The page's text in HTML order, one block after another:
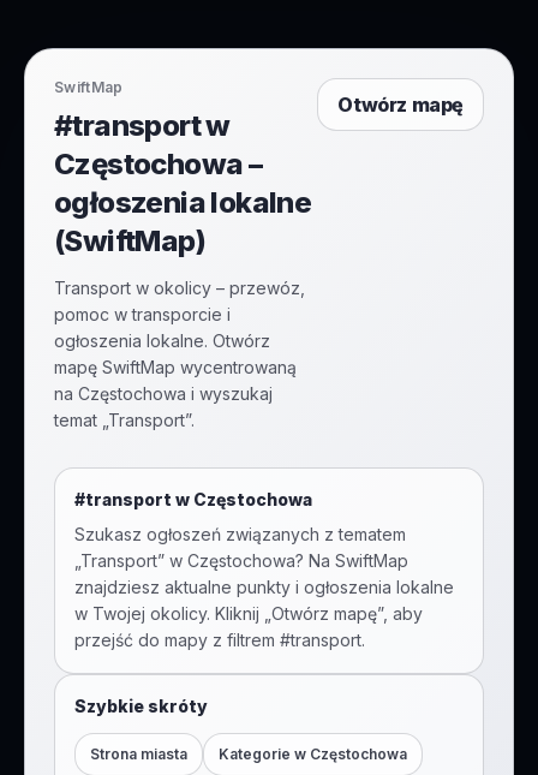
SwiftMap
#transport w
Częstochowa –
ogłoszenia lokalne
(SwiftMap)
Transport w okolicy – przewóz,
pomoc w transporcie i
ogłoszenia lokalne. Otwórz
mapę SwiftMap wycentrowaną
na Częstochowa i wyszukaj
temat „Transport”.
Otwórz mapę
#transport w Częstochowa
Szukasz ogłoszeń związanych z tematem
Transport” w Częstochowa? Na SwiftMap
znajdziesz aktualne punkty i ogłoszenia lokalne
w Twojej okolicy. Kliknij „Otwórz mapę”, aby
przejść do mapy z filtrem #transport.
Szybkie skróty
Strona miasta Kategorie w Częstochowa